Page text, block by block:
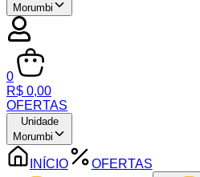
Morumbi
0
R$ 0,00
OFERTAS
Unidade
Morumbi
INÍCIO OFERTAS